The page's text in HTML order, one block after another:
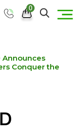
0
Announces
Conquer the